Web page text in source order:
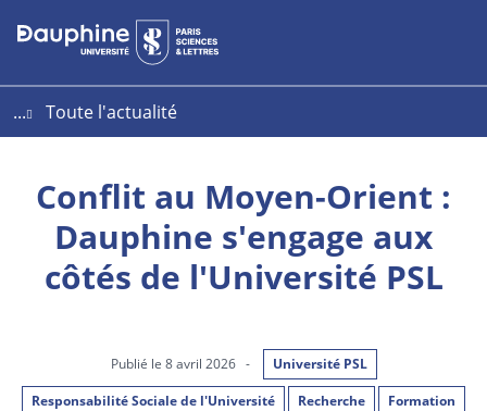
Aller
au
Aller
au
Plan
du
...
Toute l'actualité
Conflit au Moyen-Orient :
Dauphine s'engage aux
côtés de l'Université PSL
Publié le 8 avril 2026 -
Université PSL
Responsabilité Sociale de l'Université
Recherche
Formation